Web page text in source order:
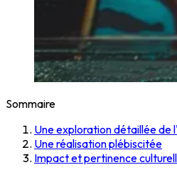
Sommaire
Une exploration détaillée de
Une réalisation plébiscitée
Impact et pertinence